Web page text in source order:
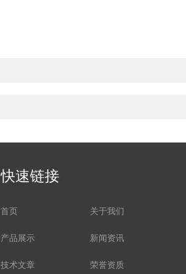
快速链接
首页 关于我们
产品展示 新闻资讯
技术文章 荣誉资质